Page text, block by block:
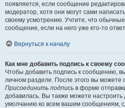
появляется, если сообщение
модератор, хотя они могут сами
своему усмотрению. Учтите, что
сообщение, если на него уже кто-то
Вернуться к началу
Как мне добавить подпись к своему
Чтобы добавить подпись к сообщению,
личном разделе. После этого вы можете
Присоединить подпись в форме
добавилась. Вы также можете
умолчанию ко всем вашим сообщениям,